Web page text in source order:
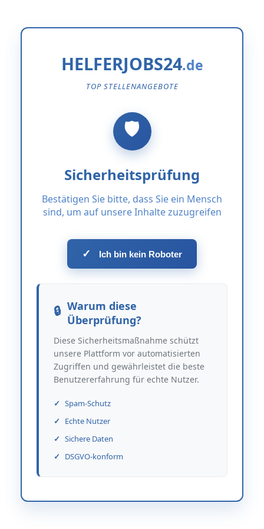
HELFERJOBS24
TOP STELLENANGEBOTE
Sicherheitsprüfung
Bestätigen Sie bitte, dass Sie ein Mensch
sind, um auf unsere Inhalte zuzugreifen
✓ Ich bin kein Roboter
Warum diese
Überprüfung?
Diese Sicherheitsmaßnahme schützt
unsere Plattform vor automatisierten
Zugriffen und gewährleistet die beste
Benutzererfahrung für echte Nutzer.
Spam-Schutz
Echte Nutzer
Sichere Daten
DSGVO-konform